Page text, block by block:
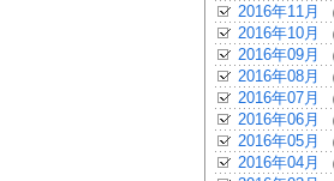
2016年11月
2016年10月
2016年09月
2016年08月
2016年07月
2016年06月
2016年05月
2016年04月